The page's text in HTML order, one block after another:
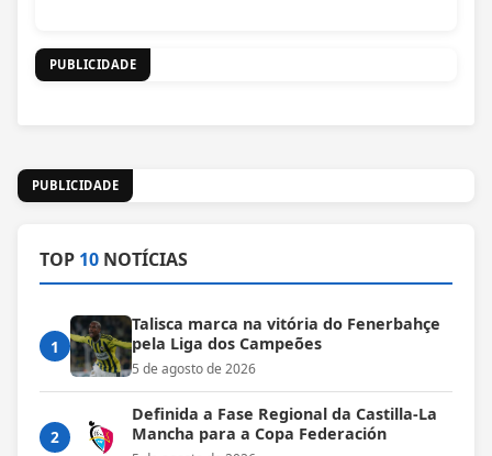
PUBLICIDADE
PUBLICIDADE
TOP 10 NOTÍCIAS
1
Talisca marca na vitória do Fenerbahçe
pela Liga dos Campeões
5 de agosto de 2026
2
Definida a Fase Regional da Castilla-La
Mancha para a Copa Federación